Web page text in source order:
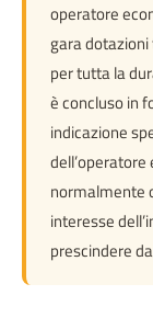
operatore
gara
per tutta la
è concluso in
indicazione
normalmente
interesse
prescindere